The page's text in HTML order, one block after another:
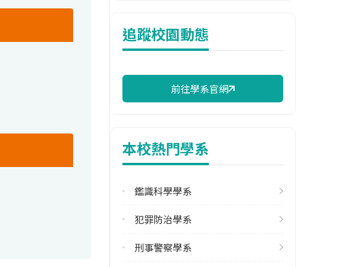
學系地址
追蹤校園動態
前往學系官網
本校熱門學系
鑑識科學學系
犯罪防治學系
刑事警察學系